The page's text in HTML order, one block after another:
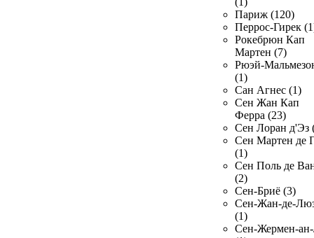
Париж (120)
Перрос-Гирек
Рокебрюн Кап
Мартен (7)
Рюэй-
(1)
Сан Агнес (1)
Сен Жан Кап
Ферра (23)
Сен Лоран д'Эз
Сен Мартен де
(1)
Сен Поль де
(2)
Сен-Бриё (3)
Сен-Жан-де-
(1)
Сен-Жермен-